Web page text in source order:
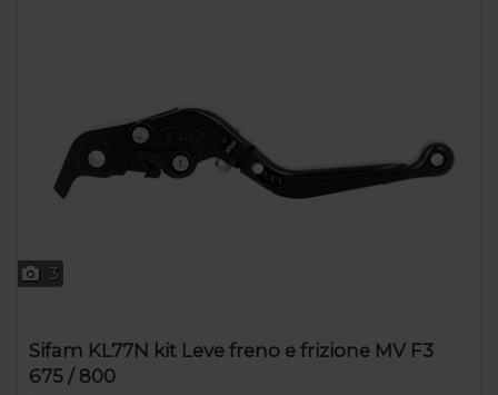
3
Sifam KL77N kit Leve freno e frizione MV F3
675 / 800